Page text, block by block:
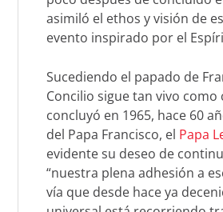
asimiló el ethos y visión de
evento inspirado por el
Sucediendo el papado de
Concilio sigue tan vivo como
concluyó en 1965, hace 60
del Papa Francisco, el Papa
evidente su deseo de
“nuestra plena adhesión a
vía que desde hace ya